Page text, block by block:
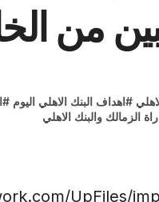
من
#اهداف البنك الاهلي اليوم #
الزمالك والبنك الاهلي
UpFiles/